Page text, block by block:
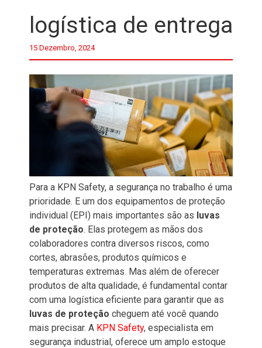
logística de entrega
15 Dezembro, 2024
Para a KPN Safety, a segurança no trabalho é uma
prioridade. E um dos equipamentos de proteção
individual (EPI) mais importantes são as luvas
de proteção. Elas protegem as mãos dos
colaboradores contra diversos riscos, como
cortes, abrasões, produtos químicos e
temperaturas extremas. Mas além de oferecer
produtos de alta qualidade, é fundamental contar
com uma logística eficiente para garantir que as
luvas de proteção cheguem até você quando
mais precisar. A KPN Safety, especialista em
segurança industrial, oferece um amplo estoque